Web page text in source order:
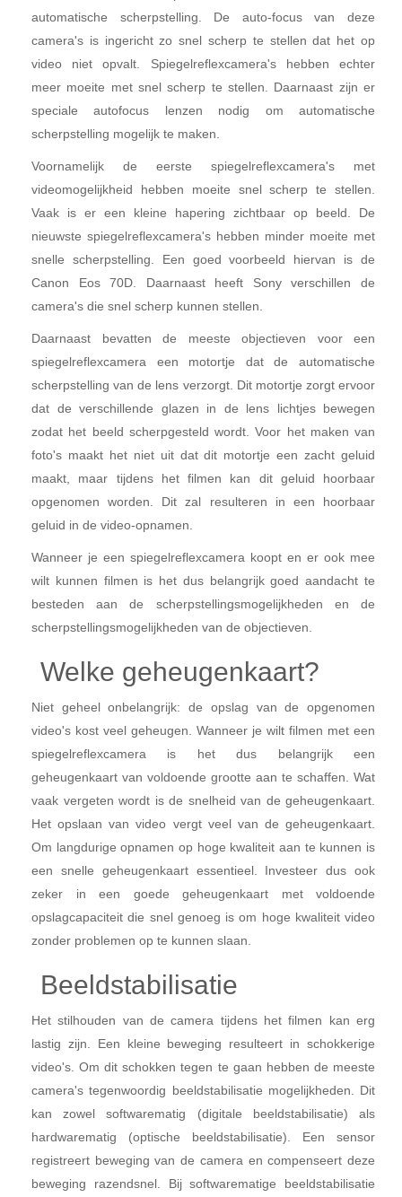
automatische scherpstelling. De auto-focus van deze
camera's is ingericht zo snel scherp te stellen dat het op
video niet opvalt. Spiegelreflexcamera's hebben echter
meer moeite met snel scherp te stellen. Daarnaast zijn er
speciale autofocus lenzen nodig om automatische
scherpstelling mogelijk te maken.
Voornamelijk de eerste spiegelreflexcamera's met
videomogelijkheid hebben moeite snel scherp te stellen.
Vaak is er een kleine hapering zichtbaar op beeld. De
nieuwste spiegelreflexcamera's hebben minder moeite met
snelle scherpstelling. Een goed voorbeeld hiervan is de
Canon Eos 70D. Daarnaast heeft Sony verschillen de
camera's die snel scherp kunnen stellen.
Daarnaast bevatten de meeste objectieven voor een
spiegelreflexcamera een motortje dat de automatische
scherpstelling van de lens verzorgt. Dit motortje zorgt ervoor
dat de verschillende glazen in de lens lichtjes bewegen
zodat het beeld scherpgesteld wordt. Voor het maken van
foto's maakt het niet uit dat dit motortje een zacht geluid
maakt, maar tijdens het filmen kan dit geluid hoorbaar
opgenomen worden. Dit zal resulteren in een hoorbaar
geluid in de video-opnamen.
Wanneer je een spiegelreflexcamera koopt en er ook mee
wilt kunnen filmen is het dus belangrijk goed aandacht te
besteden aan de scherpstellingsmogelijkheden en de
scherpstellingsmogelijkheden van de objectieven.
Welke geheugenkaart?
Niet geheel onbelangrijk: de opslag van de opgenomen
video's kost veel geheugen. Wanneer je wilt filmen met een
spiegelreflexcamera is het dus belangrijk een
geheugenkaart van voldoende grootte aan te schaffen. Wat
vaak vergeten wordt is de snelheid van de geheugenkaart.
Het opslaan van video vergt veel van de geheugenkaart.
Om langdurige opnamen op hoge kwaliteit aan te kunnen is
een snelle geheugenkaart essentieel. Investeer dus ook
zeker in een goede geheugenkaart met voldoende
opslagcapaciteit die snel genoeg is om hoge kwaliteit video
zonder problemen op te kunnen slaan.
Beeldstabilisatie
Het stilhouden van de camera tijdens het filmen kan erg
lastig zijn. Een kleine beweging resulteert in schokkerige
video's. Om dit schokken tegen te gaan hebben de meeste
camera's tegenwoordig beeldstabilisatie mogelijkheden. Dit
kan zowel softwarematig (digitale beeldstabilisatie) als
hardwarematig (optische beeldstabilisatie). Een sensor
registreert beweging van de camera en compenseert deze
beweging razendsnel. Bij softwarematige beeldstabilisatie